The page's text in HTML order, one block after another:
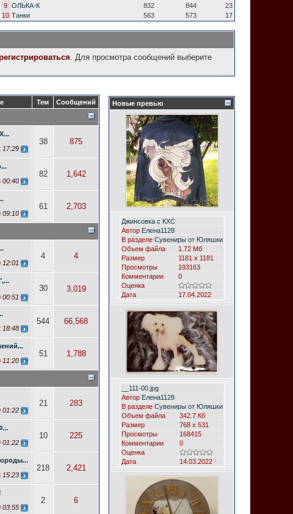
9 ОЛЬКА-К 832 844
23
10 Танки 563 573 17
. Для просмотра сообщений выберите
Новые превью
Джинсовка с КХС
Автор Елена1128
В разделе Сувениры от Юляшки
Объем файла
1.72 Мб
Размер
1181 x 1181
Просмотры
193163
Комментарии
0
Оценка
Дата
17.04.2022
__111-00.jpg
Автор Елена1128
В разделе Сувениры от Юляшки
Объем файла
342.7 Кб
Размер
768 x 531
Просмотры
168415
Комментарии
0
Оценка
Дата
14.03.2022
Тем Сообщений
17:29
38 875
00:40
82 1,642
09:10
61 2,703
12:01
4 4
00:51
30 3,019
18:48
544 66,568
11:20
51 1,788
01:22
21 283
01:22
10 225
15:23
218 2,421
03:55
2 6